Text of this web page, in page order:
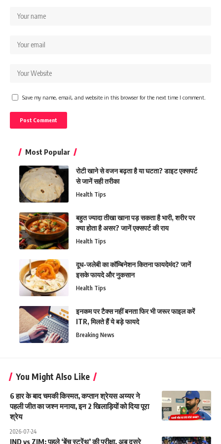
Save my name, email, and website in this browser for the next time I comment.
Most Popular
रोटी खाने से वजन बढ़ता है या घटता? डाइट एक्सपर्ट
से जानें सही तरीका
Health Tips
बहुत ज्यादा तीखा खाना पड़ सकता है भारी, शरीर पर
क्या होता है असर? जानें एक्सपर्ट की राय
Health Tips
दूध-जलेबी का कॉम्बिनेशन कितना फायदेमंद? जानें
इसके फायदे और नुकसान
Health Tips
इनकम पर टैक्स नहीं बनता फिर भी जरूर फाइल करें
ITR, मिलते हैं ये बड़े फायदे
Breaking News
You Might Also Like
6 हार के बाद चमकी किस्मत, कप्तान श्रेयस अय्यर ने
पहली जीत का जश्न मनाया, इन 2 खिलाड़ियों को दिया पूरा
श्रेय
2026-07-24
IND vs ZIM: पहले ‘बेंच स्ट्रेंथ’ की परीक्षा, अब दूसरे